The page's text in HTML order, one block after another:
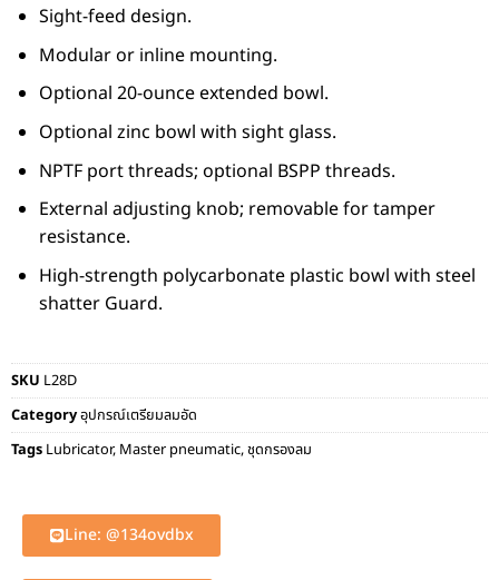
Sight-feed design.
Modular or inline mounting.
Optional 20-ounce extended bowl.
Optional zinc bowl with sight glass.
NPTF port threads; optional BSPP threads.
External adjusting knob; removable for tamper
resistance.
High-strength polycarbonate plastic bowl with steel
shatter Guard.
SKU L28D
Categoryอุปกรณ์เตรียมลมอัด
Tags Lubricator, Master pneumatic,ชุดกรองลม
Line: @134ovdbx